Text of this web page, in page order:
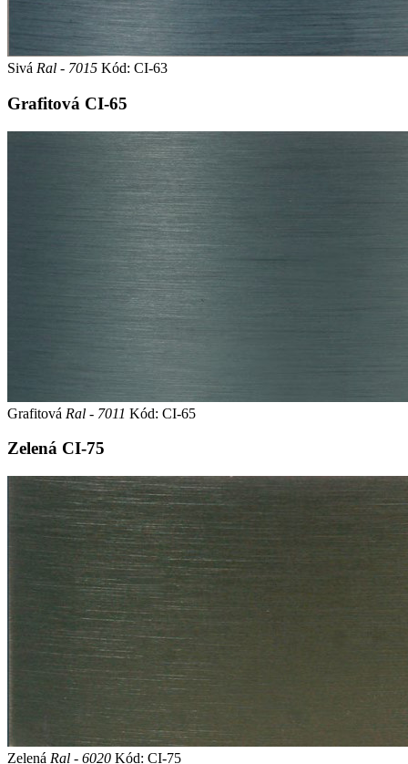
Sivá Ral - 7015 Kód: CI-63
Grafitová CI-65
Grafitová Ral - 7011 Kód: CI-65
Zelená CI-75
Zelená Ral - 6020 Kód: CI-75